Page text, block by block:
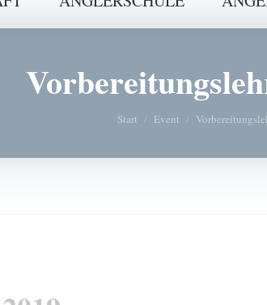
Sie befinden sich hier:
Start Event